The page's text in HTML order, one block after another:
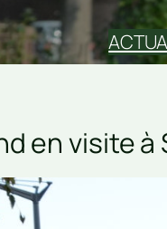
en visite à